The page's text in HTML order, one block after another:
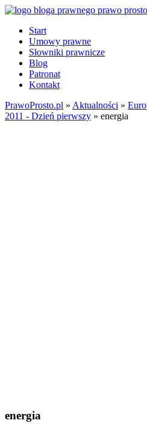
Start
Umowy prawne
Słowniki prawnicze
Blog
Patronat
Kontakt
PrawoProsto.pl » Aktualności »
2011 - Dzień pierwszy » energia
energia